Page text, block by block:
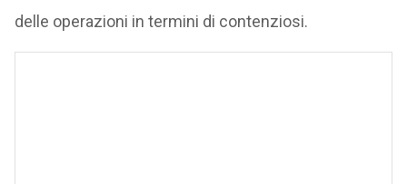
delle operazioni in termini di contenziosi.